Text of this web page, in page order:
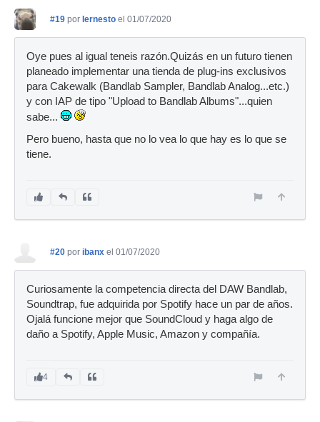
#19 por Iernesto el 01/07/2020
Oye pues al igual teneis razón.Quizás en un futuro tienen
planeado implementar una tienda de plug-ins exclusivos
para Cakewalk (Bandlab Sampler, Bandlab Analog...etc.)
y con IAP de tipo "Upload to Bandlab Albums"...quien
sabe...
Pero bueno, hasta que no lo vea lo que hay es lo que se
tiene.
#20 por ibanx el 01/07/2020
Curiosamente la competencia directa del DAW Bandlab,
Soundtrap, fue adquirida por Spotify hace un par de años.
Ojalá funcione mejor que SoundCloud y haga algo de
daño a Spotify, Apple Music, Amazon y compañía.
4